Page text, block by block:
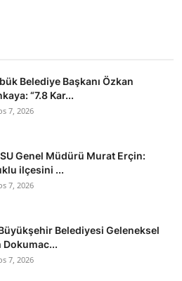
Belediye Başkanı Özkan
“7.8 Kar...
7, 2026
Genel Müdürü Murat Erçin:
ilçesini ...
7, 2026
Belediyesi Geleneksel
Dokumac...
7, 2026